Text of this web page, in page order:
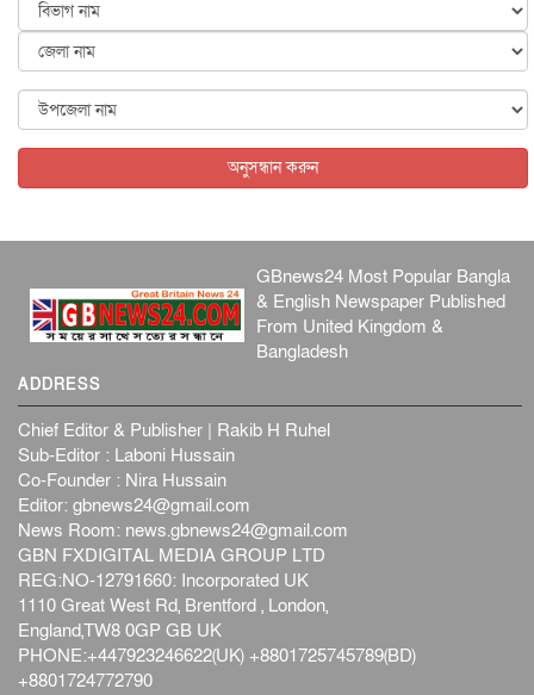
পৃথিবীর দিকে আসছে বিধ্বংসী বস্তু, পারমাণবিক বোমা দিয়ে করা
ব্...
অনুসন্ধান করুন
GBnews24 Most Popular Bangla
& English Newspaper Published
From United Kingdom &
Bangladesh
ADDRESS
Chief Editor & Publisher | Rakib H Ruhel
Sub-Editor : Laboni Hussain
Co-Founder : Nira Hussain
Editor: gbnews24@gmail.com
News Room: news.gbnews24@gmail.com
GBN FXDIGITAL MEDIA GROUP LTD
REG:NO-12791660: Incorporated UK
1110 Great West Rd, Brentford , London,
England,TW8 0GP GB UK
PHONE:+447923246622(UK) +8801725745789(BD)
+8801724772790